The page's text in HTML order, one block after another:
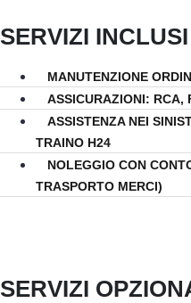
SERVIZI INCLUSI
MANUTENZIONE
ASSICURAZIONI: RCA,
ASSISTENZA NEI
TRAINO H24
NOLEGGIO CON
TRASPORTO MERCI)
SERVIZI